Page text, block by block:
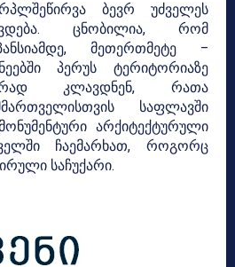
ბევრ უძველეს
ცნობილია, რომ
მეთერთმეტე –
პერუს ტერიტორიაზე
კლავდნენ, რათა
საფლავში
არქიტექტურული
ჩაემარხათ, როგორც
საჩუქარი.